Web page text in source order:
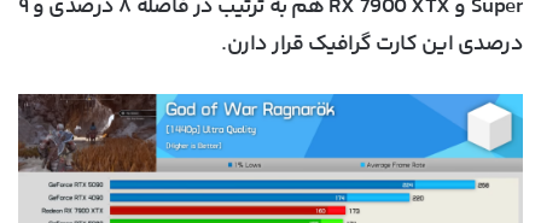
Super و RX 7900 XTX هم به ترتیب در فاصله ۸ درصدی و ۹
درصدی این کارت گرافیک قرار دارن.